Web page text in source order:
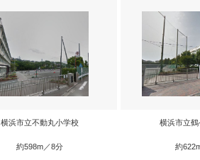
横浜市立不動丸小学校
約598m／8分
横浜市立
約